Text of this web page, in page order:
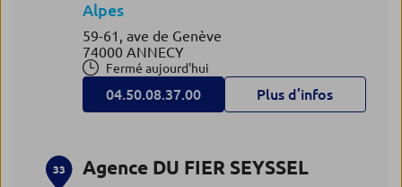
Alpes
59-61, ave de Genève
74000 ANNECY
Fermé aujourd'hui
04.50.08.37.00 Plus d’infos
33 Agence DU FIER SEYSSEL